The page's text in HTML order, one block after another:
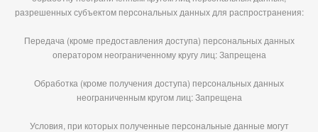
разрешенных субъектом персональных данных для распространения:
Передача (кроме предоставления доступа) персональных данных
оператором неограниченному кругу лиц: Запрещена
Обработка (кроме получения доступа) персональных данных
неограниченным кругом лиц: Запрещена
Условия, при которых полученные персональные данные могут